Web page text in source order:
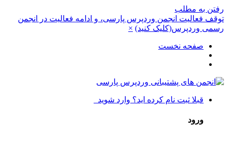
رفتن به مطلب
توقف فعالیت انجمن وردپرس پارسی، و ادامه فعالیت در انجمن
رسمی وردپرس(کلیک کنید) ×
صفحه نخست
قبلا ثبت نام کرده اید؟ وارد شوید
ورود